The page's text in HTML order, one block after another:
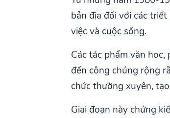
bản địa đối với các
việc và cuộc sống.
Các tác phẩm văn
đến công chúng rộng
chức thường xuyên,
Giai đoạn này chứng